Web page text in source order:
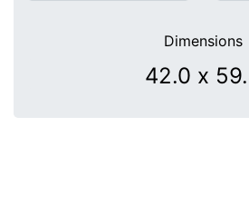
Dimensions